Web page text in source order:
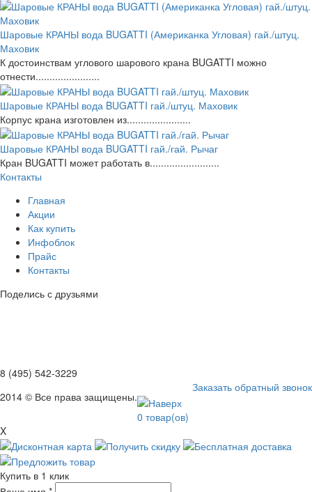
Шаровые КРАНЫ вода BUGATTI (Американка Угловая) гай./штуц.
Маховик
К достоинствам углового шарового крана BUGATTI можно
отнести.......................
Шаровые КРАНЫ вода BUGATTI гай./штуц. Маховик
Корпус крана изготовлен из.......................
Шаровые КРАНЫ вода BUGATTI гай./гай. Рычаг
Кран BUGATTI может работать в.........................
Контакты
Главная
Акции
Как купить
Инфоблок
Прайс
Контакты
Поделись с друзьями
8 (495) 542-3229
2014 © Все права защищены.
Заказать обратный звонок
0 товар(ов)
X
Купить в 1 клик